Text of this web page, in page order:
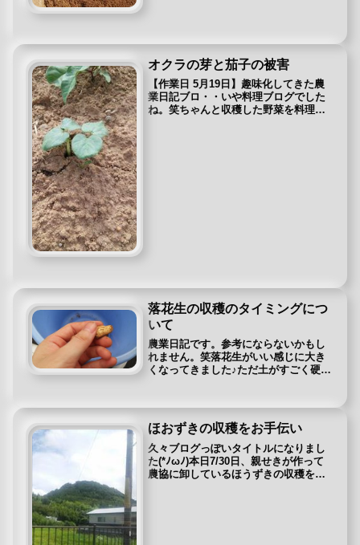
オクラの芽と茄子の被害
【作業日 5月19日】趣味化してきた農
業日記ブロ・・いや料理ブログでした
ね。笑ちゃんと収穫した野菜を料理し
落花生の収穫のタイミングにつ
いて
農業日記です。参考にならないかもし
れません。笑落花生がいい感じに大き
くなってきました♪ただ土がすごく硬く
構あったので実の生育としては遅いは
ずです。※雨も降らずに根ばかり伸
び...
ほおずきの収穫をお手伝い
久々ブログっぽいタイトルになりまし
た(*ﾉωﾉ)本日7/30日、親せきが作って
農協に卸しているほうずきの収穫をち